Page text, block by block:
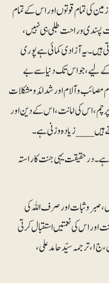
کی تمام قوتوں اور اس کے تمام
پسندی و راحت طلبی ہی نہیں،
یہ آزادی کمائی ہے پوری
لیے، جو اس تک دنیا سے بے
مصائب و آلام اور شدائد و مشکلات
اس کی امانت، اس کے دین اور
ہیں___ زیادہ وزنی ہے۔
ہے۔ درحقیقت یہی جنت کا راستہ
صبروثبات اور صرف اللہ کی
اور اس کی نعمتیں استقبال کرتی
ہیں‘‘۔(سیّد قطب شہیدؒ، فی ظلال القرآن، ج۱، ترجمہ سیّد حامد علی،